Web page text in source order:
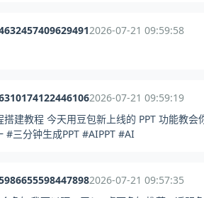
2026-07-21 09:59:58
2026-07-21 09:59:19
建教程 今天用豆包新上线的 PPT 功能教
#三分钟生成PPT #AIPPT #AI
2026-07-21 09:57:35